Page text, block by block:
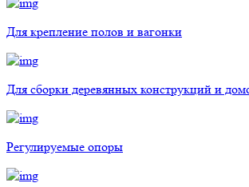
Для крепление полов и вагонки
Для сборки деревянных конструкций и
Регулируемые опоры